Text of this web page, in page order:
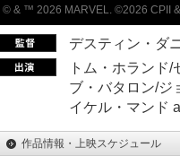
© & ™ 2026 MARVEL. ©2026 CPII
デスティン・ダ
トム・ホランド
ブ・バタロン/ジ
イケル・マンド
作品情報・上映スケジュール